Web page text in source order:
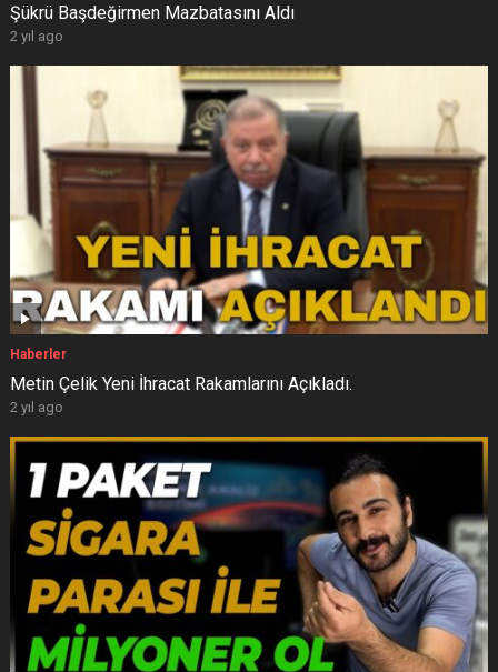
Şükrü Başdeğirmen Mazbatasını Aldı
2 yıl ago
Haberler
Metin Çelik Yeni İhracat Rakamlarını Açıkladı.
2 yıl ago